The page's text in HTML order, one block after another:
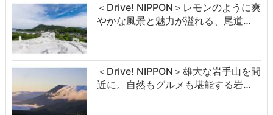
＜Drive! NIPPON＞レモンのように爽
やかな風景と魅力が溢れる、尾道…
＜Drive! NIPPON＞雄大な岩手山を間
近に。自然もグルメも堪能する岩…